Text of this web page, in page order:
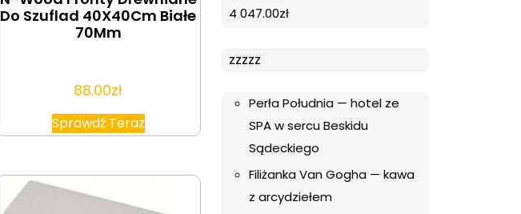
Do Szuflad 40X40Cm Białe
70Mm
88.00zł
Sprawdź Teraz
4 047.00zł
zzzzz
Perła Południa — hotel ze
SPA w sercu Beskidu
Sądeckiego
Filiżanka Van Gogha — kawa
z arcydziełem